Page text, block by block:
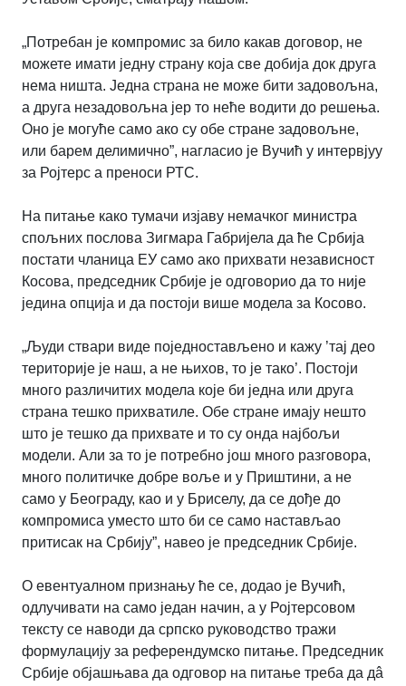
„Потребан је компромис за било какав договор, не
можете имати једну страну која све добија док друга
нема ништа. Једна страна не може бити задовољна,
а друга незадовољна јер то неће водити до решења.
Оно је могуће само ако су обе стране задовољне,
или барем делимично”, нагласио је Вучић у интервјуу
за Ројтерс а преноси РТС.
На питање како тумачи изјаву немачког министрa
спољних послова Зигмара Габријела да ће Србија
постати чланица ЕУ само ако прихвати независност
Косова, председник Србије је одговорио да то није
једина опција и да постоји више модела за Косово.
„Људи ствари виде поједностављено и кажу ’тај део
територије је наш, а не њихов, то је тако’. Постоји
много различитих модела које би једна или друга
страна тешко прихватиле. Обе стране имају нешто
што је тешко да прихвате и то су онда најбољи
модели. Али за то је потребно још много разговора,
много политичке добре воље и у Приштини, а не
само у Београду, као и у Бриселу, да се дође до
компромиса уместо што би се само настављао
притисак на Србију”, навео је председник Србије.
О евентуалном признању ће се, додао је Вучић,
одлучивати на само један начин, а у Ројтерсовом
тексту се наводи да српско руководство тражи
формулацију за референдумско питање. Председник
Србије објашњава да одговор на питање треба да дâ